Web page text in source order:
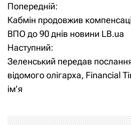
Н
а
в
і
г
а
Попередній:
Кабмін продовжив
ВПО до 90 днів новини LB.ua
Наступний:
Зеленський передав
відомого олігарха, Financial
ім’я